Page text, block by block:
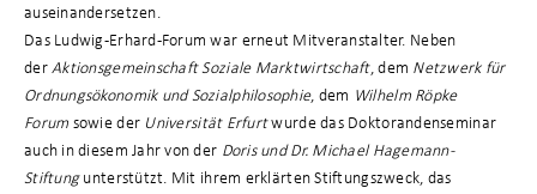
auseinandersetzen.
Das Ludwig-Erhard-Forum war erneut Mitveranstalter. Neben
derAktionsgemeinschaft Soziale Marktwirtschaft, dem Netzwerk für
Ordnungsökonomik und Sozialphilosophie, dem Wilhelm Röpke
Forum sowie der Universität Erfurtwurde das Doktorandenseminar
auch in diesem Jahr von der Doris und Dr. Michael Hagemann-
Stiftungunterstützt. Mit ihrem erklärten Stiftungszweck, das